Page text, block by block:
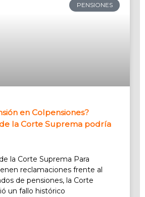
PENSIONES
en Colpensiones?
la Corte Suprema podría
la Corte Suprema Para
reclamaciones frente al
de pensiones, la Corte
un fallo histórico